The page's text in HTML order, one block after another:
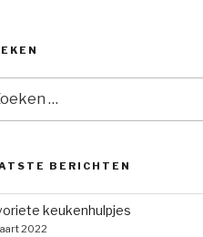
BERICHTEN
keukenhulpjes
2022